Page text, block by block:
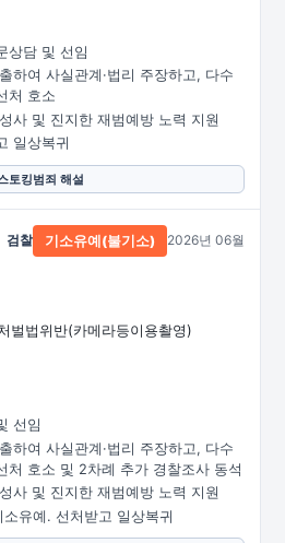
상담 및 선임
하여 사실관계·법리 주장하고, 다수
처 호소
사 및 진지한 재범예방 노력 지원
일상복귀
토킹범죄 해설
벌법위반(카메라등이용촬영)
검찰 기소유예(불기소) 2026년 06월
선임
하여 사실관계·법리 주장하고, 다수
처 호소 및 2차례 추가 경찰조사 동석
사 및 진지한 재범예방 노력 지원
유예. 선처받고 일상복귀